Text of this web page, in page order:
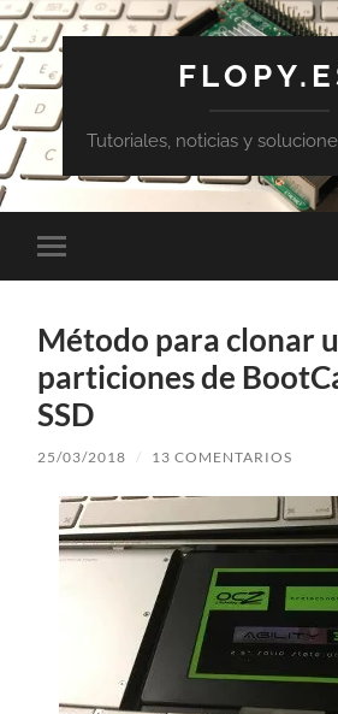
Tutoriales, noticias y
Alternar
el
Método para clonar
particiones de
SSD
25/03/2018 / 13 COMENTARIOS